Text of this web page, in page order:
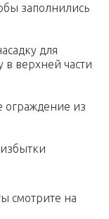
заполнились
для
в верхней части
ограждение из
смотрите на